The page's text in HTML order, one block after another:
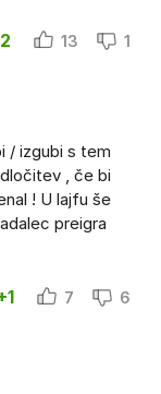
13 1
/ izgubi s tem
, če bi
! U lajfu še
preigra
7 6